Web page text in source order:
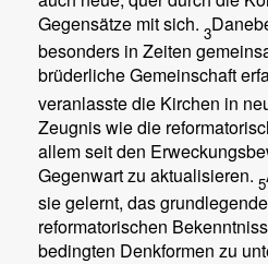
Gegensätze mit sich. 3
besonders in Zeiten
brüderliche Gemeinschaft
veranlasste die Kirchen in
Zeugnis wie die
allem seit den
Gegenwart zu aktualisieren. 5
sie gelernt, das
reformatorischen
bedingten Denkformen zu